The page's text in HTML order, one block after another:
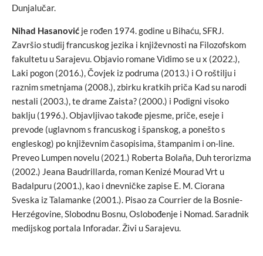
Dunjalučar.
Nihad Hasanović je rođen 1974. godine u Bihaću, SFRJ.
Završio studij francuskog jezika i književnosti na Filozofskom
fakultetu u Sarajevu. Objavio romane Vidimo se u x (2022.),
Laki pogon (2016.), Čovjek iz podruma (2013.) i O roštilju i
raznim smetnjama (2008.), zbirku kratkih priča Kad su narodi
nestali (2003.), te drame Zaista? (2000.) i Podigni visoko
baklju (1996.). Objavljivao takođe pjesme, priče, eseje i
prevode (uglavnom s francuskog i španskog, a ponešto s
engleskog) po književnim časopisima, štampanim i on-line.
Preveo Lumpen novelu (2021.) Roberta Bolaña, Duh terorizma
(2002.) Jeana Baudrillarda, roman Kenizé Mourad Vrt u
Badalpuru (2001.), kao i dnevničke zapise E. M. Ciorana
Sveska iz Talamanke (2001.). Pisao za Courrier de la Bosnie-
Herzégovine, Slobodnu Bosnu, Oslobođenje i Nomad. Saradnik
medijskog portala Inforadar. Živi u Sarajevu.